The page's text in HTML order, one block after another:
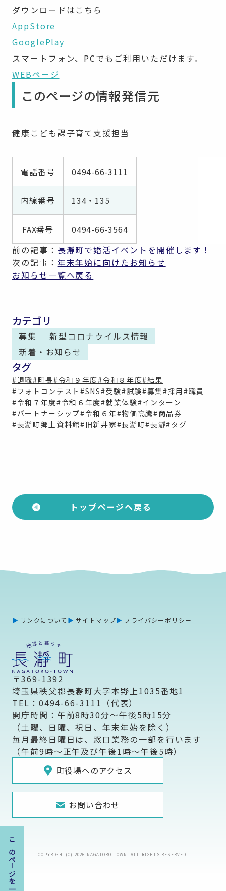
ダウンロードはこちら
AppStore
GooglePlay
スマートフォン、PCでもご利用いただけます。
WEBページ
このページの情報発信元
健康こども課子育て支援担当
電話番号 0494-66-3111
内線番号 134・135
FAX番号
0494-66-3564
前の記事： 長瀞町で婚活イベントを開催します！
次の記事： 年末年始に向けたお知らせ
お知らせ一覧へ戻る
カテゴリ
募集
新型コロナウイルス情報
新着・お知らせ
タグ
#退職#町長#令和９年度#令和８年度#結果
#フォトコンテスト#SNS#受験#試験#募集#採用#職員
#令和７年度#令和６年度#就業体験#インターン
#パートナーシップ#令和６年#物価高騰#商品券
#長瀞町郷土資料館#旧新井家#長瀞町#長瀞#タグ
トップページへ戻る
リンクについて サイトマップ プライバシーポリシー
〒369-1392
埼玉県秩父郡長瀞町大字本野上1035番地1
TEL：0494-66-3111（代表）
開庁時間：午前8時30分～午後5時15分
（土曜、日曜、祝日、年末年始を除く）
毎月最終日曜日は、窓口業務の一部を行います
（午前9時～正午及び午後1時～午後5時）
町役場へのアクセス
お問い合わせ
COPYRIGHT(C) 2026 NAGATORO TOWN. ALL RIGHTS RESERVED.